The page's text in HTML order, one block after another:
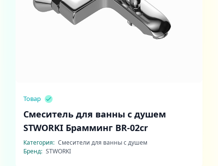
Товар
Смеситель для ванны с душем
STWORKI Брамминг BR-02cr
Категория: Смесители для ванны с душем
Бренд: STWORKI